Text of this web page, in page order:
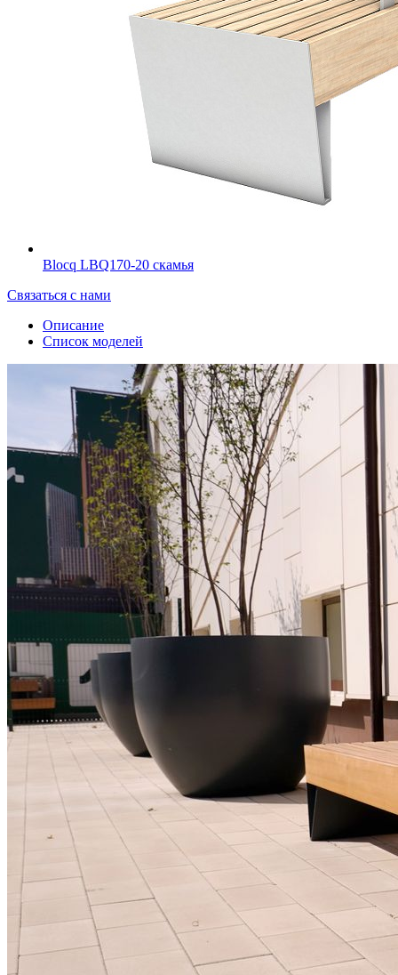
Blocq LBQ170-20 скамья
Связаться с нами
Описание
Список моделей